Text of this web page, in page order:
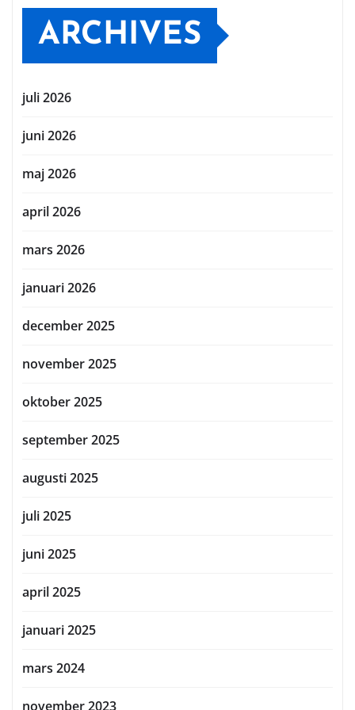
ARCHIVES
juli 2026
juni 2026
maj 2026
april 2026
mars 2026
januari 2026
december 2025
november 2025
oktober 2025
september 2025
augusti 2025
juli 2025
juni 2025
april 2025
januari 2025
mars 2024
november 2023